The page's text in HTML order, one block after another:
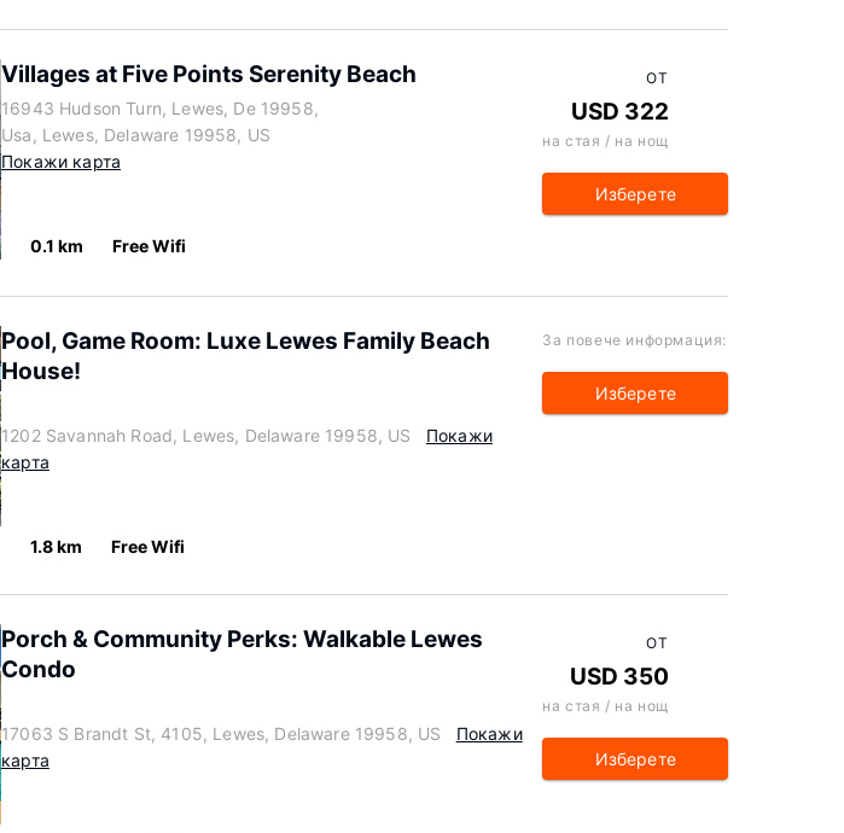
Villages at Five Points Serenity Beach
16943 Hudson Turn, Lewes, De 19958,
Usa, Lewes, Delaware 19958, US
Покажи карта
0.1 km Free Wifi
ОТ
USD 322
на стая / на нощ
Изберете
Pool, Game Room: Luxe Lewes Family Beach
House!
1202 Savannah Road, Lewes, Delaware 19958, US
Покажи
карта
1.8 km Free Wifi
За повече информация:
Изберете
Porch & Community Perks: Walkable Lewes
Condo
17063 S Brandt St, 4105, Lewes, Delaware 19958, US
Покажи
карта
ОТ
USD 350
на стая / на нощ
Изберете